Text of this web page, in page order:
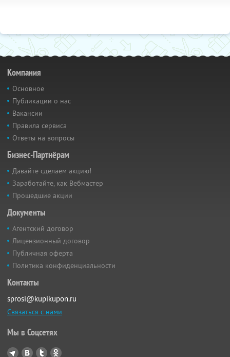
Компания
Основное
Публикации о нас
Вакансии
Правила сервиса
Ответы на вопросы
Бизнес-Партнёрам
Давайте сделаем акцию!
Заработайте, как Вебмастер
Прошедшие акции
Документы
Агентский договор
Лицензионный договор
Публичная оферта
Политика конфиденциальности
Контакты
sprosi@kupikupon.ru
Связаться с нами
Мы в Соцсетях